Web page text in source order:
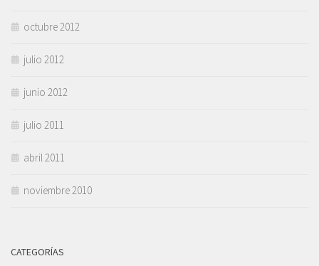
octubre 2012
julio 2012
junio 2012
julio 2011
abril 2011
noviembre 2010
CATEGORÍAS